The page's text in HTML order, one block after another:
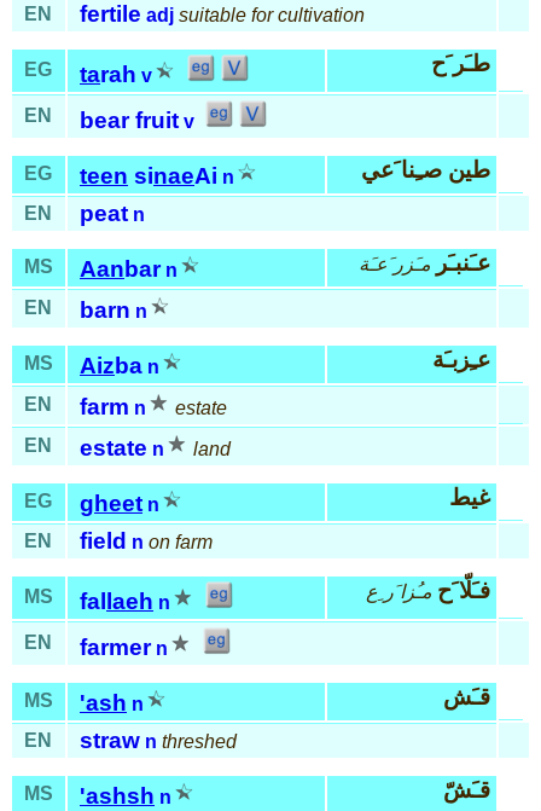
EN fertile adj suitable for cultivation
EG tarah v طـَر َح
EN bear fruit v
EG teen sinaeAi n طين صـِنا َعي
EN peat n
MS Aanbar n عـَنبـَر مـَزر َعـَة
EN barn n
MS Aizba n عـِزبـَة
EN farm n
estate
EN
estate n land
EG gheet n غيط
EN field n on farm
MS fal laeh n فـَلّا َح مـُزا َر ِع
EN farmer n
MS 'ash n قـَش
EN straw n threshed
MS 'ashsh n قـَشّ